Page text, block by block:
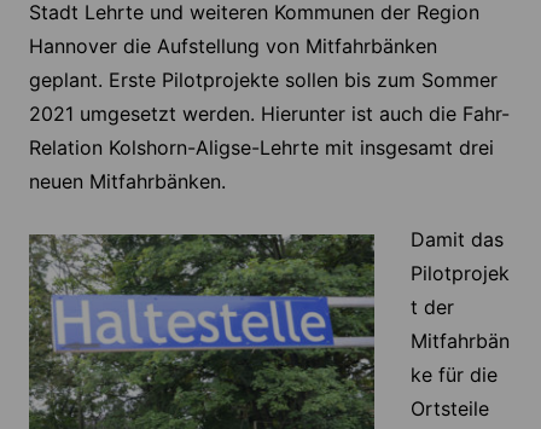
Stadt Lehrte und weiteren Kommunen der Region
Hannover die Aufstellung von Mitfahrbänken
geplant. Erste Pilotprojekte sollen bis zum Sommer
2021 umgesetzt werden. Hierunter ist auch die Fahr-
Relation Kolshorn-Aligse-Lehrte mit insgesamt drei
neuen Mitfahrbänken.
Damit das
Pilotprojek
t der
Mitfahrbän
ke für die
Ortsteile